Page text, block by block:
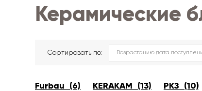
Керамические
Сортировать по:
Furbau (6) KERAKAM (13) РКЗ (10)